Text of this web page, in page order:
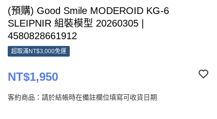
(預購) Good Smile MODEROID KG-6
SLEIPNIR 組裝模型 20260305 |
4580828661912
超取滿NT$3,000免運
NT$1,950
客約商品：請於結帳時在備註欄位填寫可收貨日期